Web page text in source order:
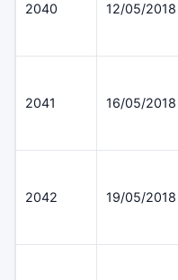
2040 12/05/2018
2041 16/05/2018
2042 19/05/2018